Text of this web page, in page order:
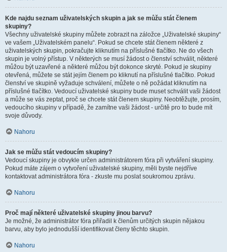
Kde najdu seznam uživatelských skupin a jak se můžu stát členem
skupiny?
Všechny uživatelské skupiny můžete zobrazit na záložce „Uživatelské skupiny“
ve vašem „Uživatelském panelu“. Pokud se chcete stát členem některé z
uživatelských skupin, pokračujte kliknutím na příslušné tlačítko. Ne do všech
skupin je volný přístup. V některých se musí žádost o členství schválit, některé
můžou být uzavřené a některé můžou být dokonce skryté. Pokud je skupiny
otevřená, můžete se stát jejím členem po kliknutí na příslušné tlačítko. Pokud
členství ve skupině vyžaduje schválení, můžete o ně požádat kliknutím na
příslušné tlačítko. Vedoucí uživatelské skupiny bude muset schválit vaši žádost
a může se vás zeptat, proč se chcete stát členem skupiny. Neobtěžujte, prosím,
vedoucího skupiny v případě, že zamítne vaši žádost - určitě pro to bude mít
svoje důvody.
Nahoru
Jak se můžu stát vedoucím skupiny?
Vedoucí skupiny je obvykle určen administrátorem fóra při vytváření skupiny.
Pokud máte zájem o vytvoření uživatelské skupiny, měli byste nejdříve
kontaktovat administrátora fóra - zkuste mu poslat soukromou zprávu.
Nahoru
Proč mají některé uživatelské skupiny jinou barvu?
Je možné, že administrátor fóra přiřadil k členům určitých skupin nějakou
barvu, aby bylo jednodušší identifikovat členy těchto skupin.
Nahoru